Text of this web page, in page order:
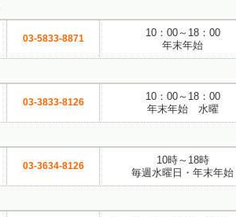
03-5833-8871
10：00～18：00
年末年始
03-3833-8126
10：00～18：00
年末年始 水曜
03-3634-8126
10時～18時
毎週水曜日・年末年始